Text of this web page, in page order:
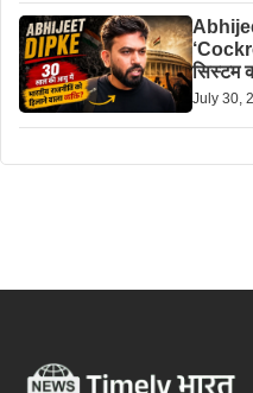
सिस्टम
July 30,